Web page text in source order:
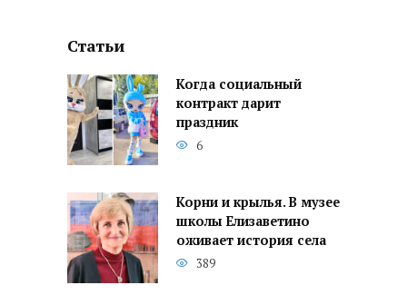
Статьи
Когда социальный
контракт дарит
праздник
6
Корни и крылья. В музее
школы Елизаветино
оживает история села
389